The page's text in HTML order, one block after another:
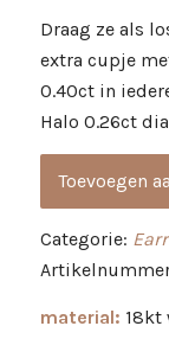
Draag ze als
extra cupje
0.40ct in
Halo 0.26ct
Toevoegen
Categorie:
material: 18kt